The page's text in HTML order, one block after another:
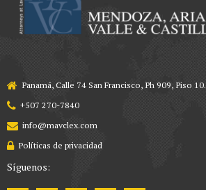
Panamá, Calle 74 San Francisco, Ph 909, Piso 10.
+507 270-7840
info@mavclex.com
Políticas de privacidad
Síguenos: